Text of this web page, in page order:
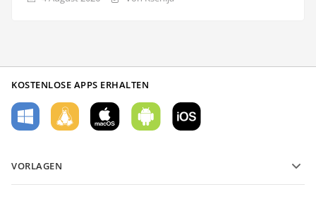
KOSTENLOSE APPS ERHALTEN
VORLAGEN